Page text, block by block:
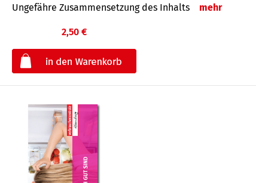
Ungefähre Zusammensetzung des Inhalts mehr
2,50 €